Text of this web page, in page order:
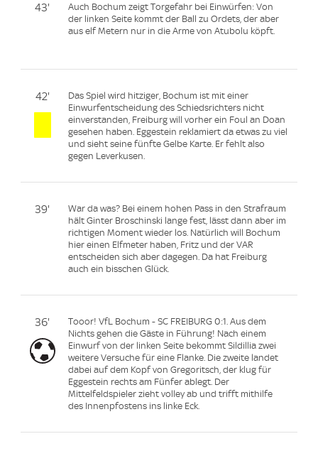
43'
Auch Bochum zeigt Torgefahr bei Einwürfen: Von
der linken Seite kommt der Ball zu Ordets, der aber
aus elf Metern nur in die Arme von Atubolu köpft.
42'
Das Spiel wird hitziger, Bochum ist mit einer
Einwurfentscheidung des Schiedsrichters nicht
einverstanden, Freiburg will vorher ein Foul an Doan
gesehen haben. Eggestein reklamiert da etwas zu viel
und sieht seine fünfte Gelbe Karte. Er fehlt also
gegen Leverkusen.
39'
War da was? Bei einem hohen Pass in den Strafraum
hält Ginter Broschinski lange fest, lässt dann aber im
richtigen Moment wieder los. Natürlich will Bochum
hier einen Elfmeter haben, Fritz und der VAR
entscheiden sich aber dagegen. Da hat Freiburg
auch ein bisschen Glück.
36'
Tooor! VfL Bochum - SC FREIBURG 0:1. Aus dem
Nichts gehen die Gäste in Führung! Nach einem
Einwurf von der linken Seite bekommt Sildillia zwei
weitere Versuche für eine Flanke. Die zweite landet
dabei auf dem Kopf von Gregoritsch, der klug für
Eggestein rechts am Fünfer ablegt. Der
Mittelfeldspieler zieht volley ab und trifft mithilfe
des Innenpfostens ins linke Eck.